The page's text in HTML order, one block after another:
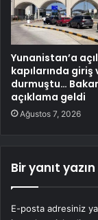
Yunanistan’a
kapılarında giriş
durmuştu…
açıklama geldi
Ağustos 7, 2026
Bir yanıt yazın
E-posta adresiniz